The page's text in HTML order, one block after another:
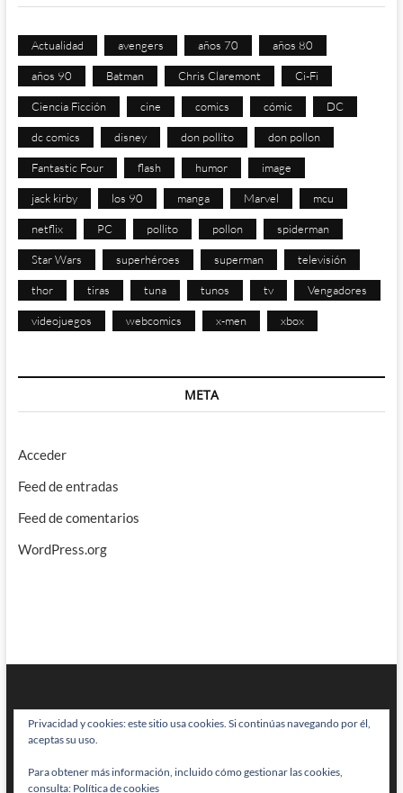
Actualidad avengers años 70 años 80
años 90 Batman Chris Claremont Ci-Fi
Ciencia Ficción cine comics cómic DC
dc comics disney don pollito don pollon
Fantastic Four flash humor image
jack kirby los 90 manga Marvel mcu
netflix PC pollito pollon spiderman
Star Wars superhéroes superman televisión
thor tiras tuna tunos tv Vengadores
videojuegos webcomics x-men xbox
META
Acceder
Feed de entradas
Feed de comentarios
WordPress.org
BRAINSTOMPING| Diseñado por:Theme Freesia|WordPress| © Todos
Privacidad y cookies: este sitio usa cookies. Si continúas navegando por él,
aceptas su uso.
Para obtener más información, incluido cómo gestionar las cookies,
consulta: Política de cookies